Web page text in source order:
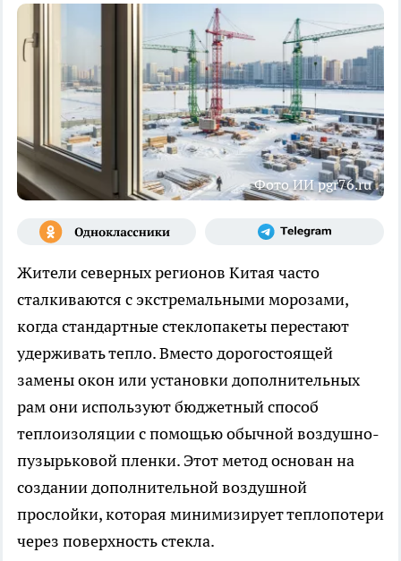
Фото ИИ pgr76.ru
Жители северных регионов Китая часто
сталкиваются с экстремальными морозами,
когда стандартные стеклопакеты перестают
удерживать тепло. Вместо дорогостоящей
замены окон или установки дополнительных
рам они используют бюджетный способ
теплоизоляции с помощью обычной воздушно-
пузырьковой пленки. Этот метод основан на
создании дополнительной воздушной
прослойки, которая минимизирует теплопотери
через поверхность стекла.